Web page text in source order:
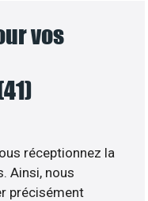
vos
réceptionnez la
Ainsi, nous
précisément